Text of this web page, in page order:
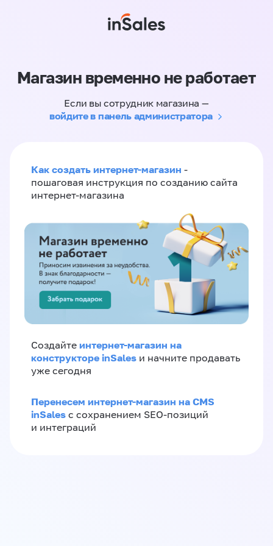
Магазин временно не работает
Если вы сотрудник магазина —
войдите в панель администратора
Как создать интернет-магазин -
пошаговая инструкция по созданию сайта
интернет-магазина
Создайте интернет-магазин на
конструкторе inSales и начните продавать
уже сегодня
Перенесем интернет-магазин на CMS
inSales с сохранением SEO-позиций
и интеграций